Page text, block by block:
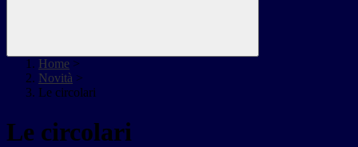
Home >
Novità >
Le circolari
Le circolari